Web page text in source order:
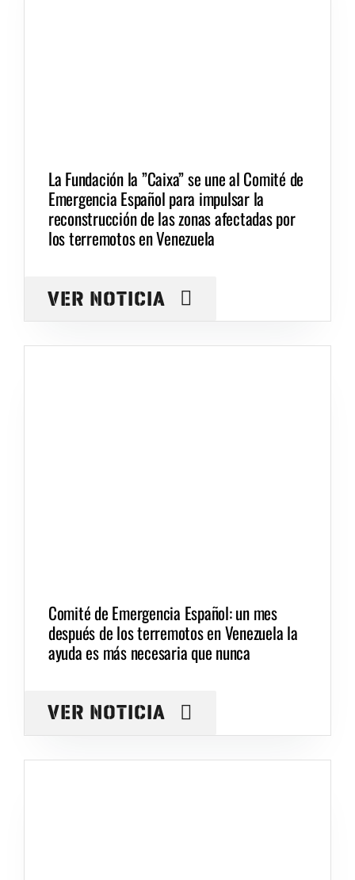
La Fundación la ”Caixa” se une al Comité de
Emergencia Español para impulsar la
reconstrucción de las zonas afectadas por
los terremotos en Venezuela
VER NOTICIA
Comité de Emergencia Español: un mes
después de los terremotos en Venezuela la
ayuda es más necesaria que nunca
VER NOTICIA